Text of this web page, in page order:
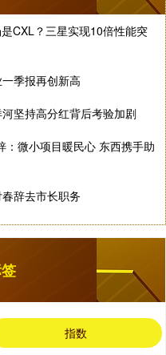
CXL？三星实现10倍性能突
季报再创新高
坚持高分红背后考验加剧
微小项目暖民心 东西携手助
辞去市长职务
指数